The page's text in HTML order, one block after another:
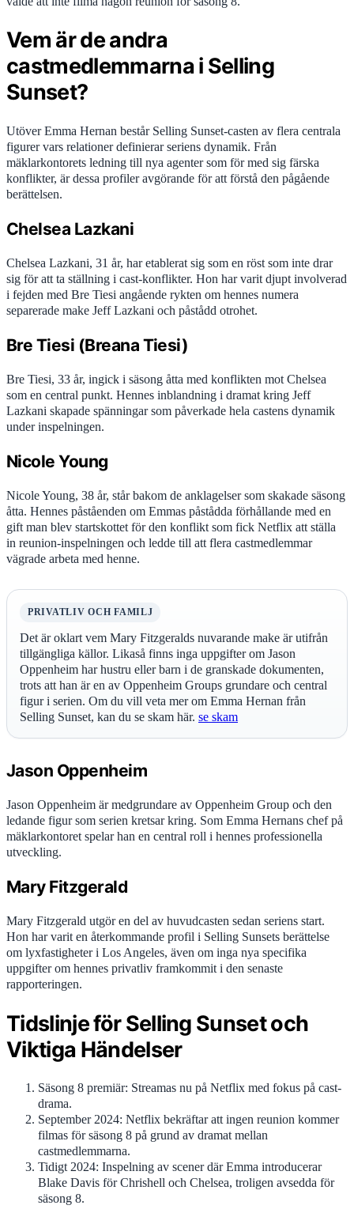
Vem är de andra
castmedlemmarna i Selling
Sunset?
Utöver Emma Hernan består Selling Sunset-casten av flera centrala
figurer vars relationer definierar seriens dynamik. Från
mäklarkontorets ledning till nya agenter som för med sig färska
konflikter, är dessa profiler avgörande för att förstå den pågående
berättelsen.
Chelsea Lazkani
Chelsea Lazkani, 31 år, har etablerat sig som en röst som inte drar
sig för att ta ställning i cast-konflikter. Hon har varit djupt involverad
i fejden med Bre Tiesi angående rykten om hennes numera
separerade make Jeff Lazkani och påstådd otrohet.
Bre Tiesi (Breana Tiesi)
Bre Tiesi, 33 år, ingick i säsong åtta med konflikten mot Chelsea
som en central punkt. Hennes inblandning i dramat kring Jeff
Lazkani skapade spänningar som påverkade hela castens dynamik
under inspelningen.
Nicole Young
Nicole Young, 38 år, står bakom de anklagelser som skakade säsong
åtta. Hennes påståenden om Emmas påstådda förhållande med en
gift man blev startskottet för den konflikt som fick Netflix att ställa
in reunion-inspelningen och ledde till att flera castmedlemmar
vägrade arbeta med henne.
PRIVATLIV OCH FAMILJ
Det är oklart vem Mary Fitzgeralds nuvarande make är utifrån
tillgängliga källor. Likaså finns inga uppgifter om Jason
Oppenheim har hustru eller barn i de granskade dokumenten,
trots att han är en av Oppenheim Groups grundare och central
figur i serien. Om du vill veta mer om Emma Hernan från
Selling Sunset, kan du se skam här. se skam
Jason Oppenheim
Jason Oppenheim är medgrundare av Oppenheim Group och den
ledande figur som serien kretsar kring. Som Emma Hernans chef på
mäklarkontoret spelar han en central roll i hennes professionella
utveckling.
Mary Fitzgerald
Mary Fitzgerald utgör en del av huvudcasten sedan seriens start.
Hon har varit en återkommande profil i Selling Sunsets berättelse
om lyxfastigheter i Los Angeles, även om inga nya specifika
uppgifter om hennes privatliv framkommit i den senaste
rapporteringen.
Tidslinje för Selling Sunset och
Viktiga Händelser
Säsong 8 premiär: Streamas nu på Netflix med fokus på cast-
drama.
September 2024: Netflix bekräftar att ingen reunion kommer
filmas för säsong 8 på grund av dramat mellan
castmedlemmarna.
Tidigt 2024: Inspelning av scener där Emma introducerar
Blake Davis för Chrishell och Chelsea, troligen avsedda för
säsong 8.